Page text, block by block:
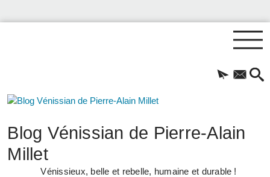
Blog Vénissian de Pierre-Alain
Millet
Vénissieux, belle et rebelle, humaine et durable !